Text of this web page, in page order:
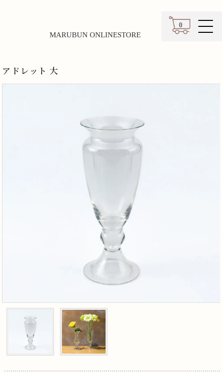
0
カート
MARUBUN ONLINESTORE
アドレット 大